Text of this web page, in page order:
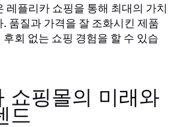
레플리카 쇼핑을 통해 최대의 가치
품질과 가격을 잘 조화시킨 제품
회 없는 쇼핑 경험을 할 수 있습
쇼핑몰의 미래와
드